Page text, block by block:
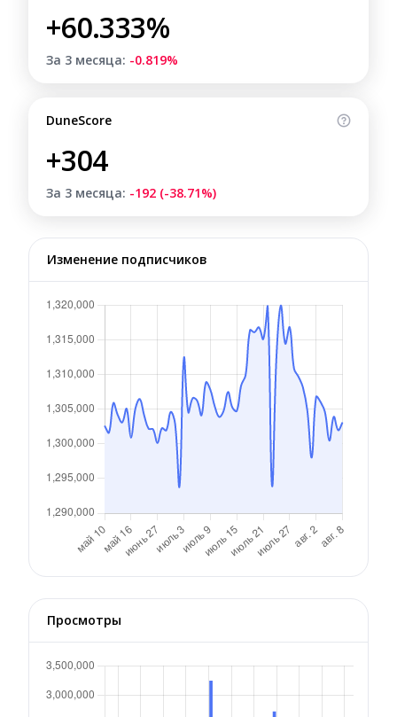
+60.333%
За 3 месяца: -0.819%
DuneScore
+304
За 3 месяца: -192 (-38.71%)
Изменение подписчиков
Просмотры